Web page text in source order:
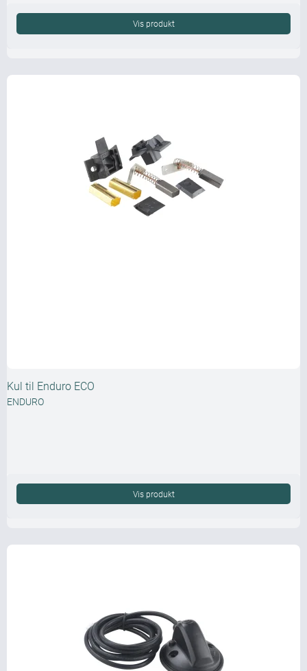
Vis produkt
Kul til Enduro ECO
ENDURO
Vis produkt